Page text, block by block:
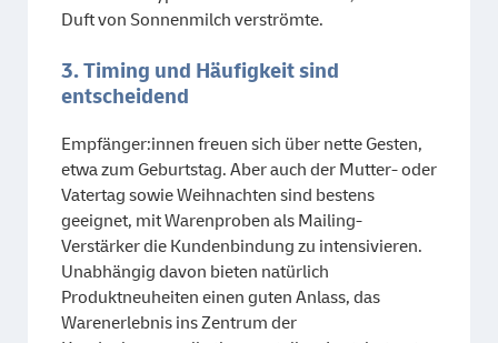
Duft von Sonnenmilch verströmte.
3. Timing und Häufigkeit sind
entscheidend
Empfänger:innen freuen sich über nette Gesten,
etwa zum Geburtstag. Aber auch der Mutter- oder
Vatertag sowie Weihnachten sind bestens
geeignet, mit Warenproben als Mailing-
Verstärker die Kundenbindung zu intensivieren.
Unabhängig davon bieten natürlich
Produktneuheiten einen guten Anlass, das
Warenerlebnis ins Zentrum der